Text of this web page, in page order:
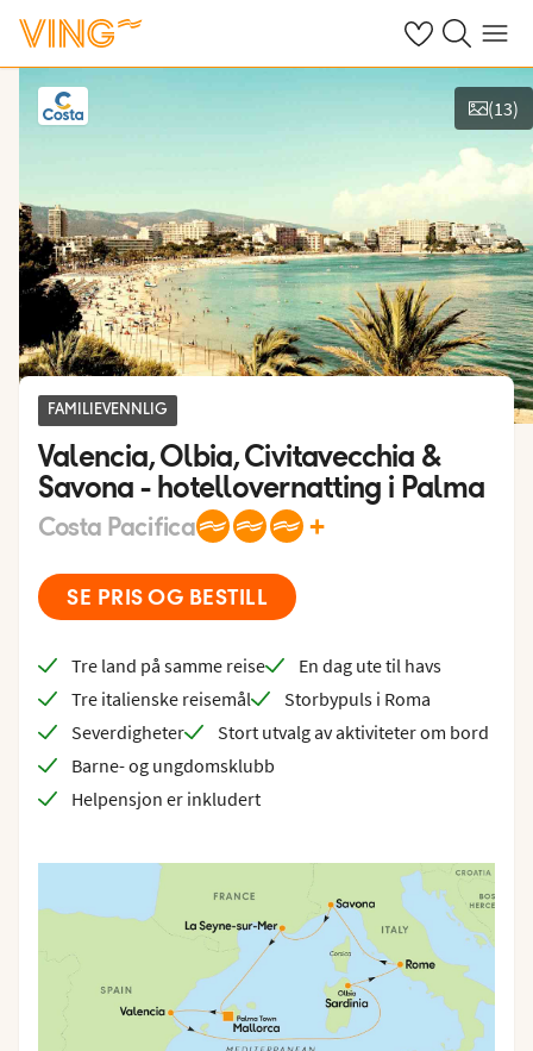
Se dine sparte
Søk påMeny
Vis bilder
(13)
FAMILIEVENNLIG
Valencia, Olbia, Civitavecchia &
Savona - hotellovernatting i Palma
Costa Pacifica +
SE PRIS OG BESTILL
Tre land på samme reise
En dag ute til havs
Tre italienske reisemål
Storbypuls i Roma
Severdigheter
Stort utvalg av aktiviteter om bord
Barne- og ungdomsklubb
Helpensjon er inkludert